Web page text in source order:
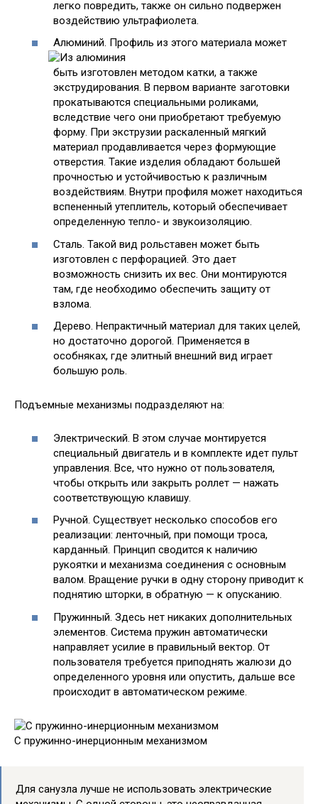
легко повредить, также он сильно подвержен
воздействию ультрафиолета.
Алюминий. Профиль из этого материала может
быть изготовлен методом катки, а также
экструдирования. В первом варианте заготовки
прокатываются специальными роликами,
вследствие чего они приобретают требуемую
форму. При экструзии раскаленный мягкий
материал продавливается через формующие
отверстия. Такие изделия обладают большей
прочностью и устойчивостью к различным
воздействиям. Внутри профиля может находиться
вспененный утеплитель, который обеспечивает
определенную тепло- и звукоизоляцию.
Сталь. Такой вид рольставен может быть
изготовлен с перфорацией. Это дает
возможность снизить их вес. Они монтируются
там, где необходимо обеспечить защиту от
взлома.
Дерево. Непрактичный материал для таких целей,
но достаточно дорогой. Применяется в
особняках, где элитный внешний вид играет
большую роль.
Подъемные механизмы подразделяют на:
Электрический. В этом случае монтируется
специальный двигатель и в комплекте идет пульт
управления. Все, что нужно от пользователя,
чтобы открыть или закрыть роллет — нажать
соответствующую клавишу.
Ручной. Существует несколько способов его
реализации: ленточный, при помощи троса,
карданный. Принцип сводится к наличию
рукоятки и механизма соединения с основным
валом. Вращение ручки в одну сторону приводит к
поднятию шторки, в обратную — к опусканию.
Пружинный. Здесь нет никаких дополнительных
элементов. Система пружин автоматически
направляет усилие в правильный вектор. От
пользователя требуется приподнять жалюзи до
определенного уровня или опустить, дальше все
происходит в автоматическом режиме.
С пружинно-инерционным механизмом
Для санузла лучше не использовать электрические